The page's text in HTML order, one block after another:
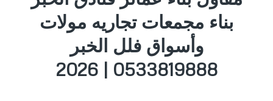
بناء مجمعات تجاريه مولات
وأسواق فلل الخبر
0533819888 | 2026